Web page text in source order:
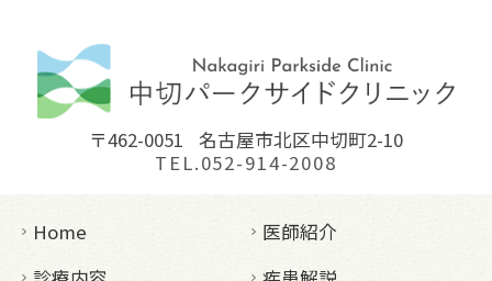
〒462-0051
名古屋市北区中切町2-10
TEL.052-914-2008
Home
医師紹介